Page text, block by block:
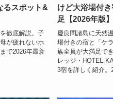
るスポット&
徹底解説。子
が疲れないホ
で2026年最新
けど大浴場付
足【2026年版】
慶良間諸島に天然
場付きの宿と「ケ
族全員が大満足で
レッジ・HOTEL
3宿を詳しく紹介。